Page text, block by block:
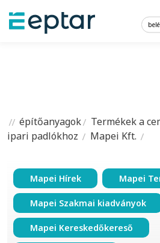
építőanyagok
Termékek a
ipari padlókhoz
Mapei Kft.
Mapei Hírek Mapei
Mapei Szakmai kiadványok
Mapei Kereskedőkereső